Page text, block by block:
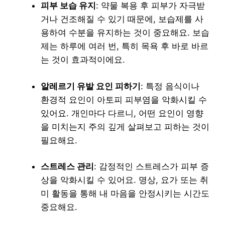
피부 보습 유지 : 약물 복용 후 피부가 자극받
거나 건조해질 수 있기 때문에, 보습제를 사
용하여 수분을 유지하는 것이 중요해요. 보습
제는 하루에 여러 번, 특히 목욕 후 바로 바르
는 것이 효과적이에요.
알레르기 유발 요인 피하기: 특정 음식이나
환경적 요인이 아토피 피부염을 악화시킬 수
있어요. 개인마다 다르니, 어떤 요인이 영향
을 미치는지 주의 깊게 살펴보고 피하는 것이
필요해요.
스트레스 관리 : 감정적인 스트레스가 피부 증
상을 악화시킬 수 있어요. 명상, 요가 또는 취
미 활동을 통해 내 마음을 안정시키는 시간도
중요해요.